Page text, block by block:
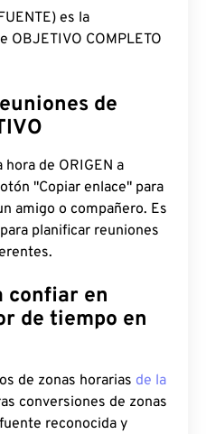
es la
OBJETIVO COMPLETO
de
de ORIGEN a
"Copiar enlace" para
amigo o compañero. Es
planificar reuniones
confiar en
de tiempo en
de zonas horarias de la
conversiones de zonas
reconocida y